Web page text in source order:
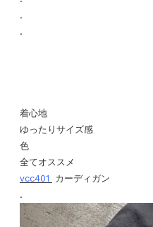
.
.
着心地
ゆったりサイズ感
色
全てオススメ
vcc401
カーディガン
.